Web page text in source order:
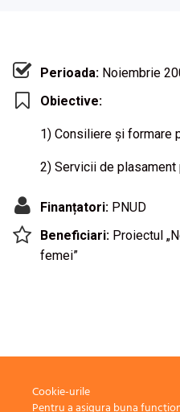
Perioada: Noiembrie
Obiective:
1) Consiliere și formare
2) Servicii de
Finanțatori: PNUD
Beneficiari: Proiectul
femei”
Cookie-urile